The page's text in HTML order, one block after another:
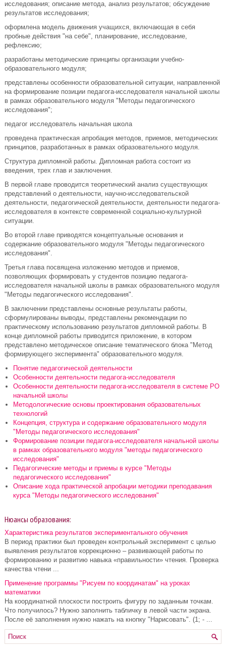
исследования; описание метода, анализ результатов; обсуждение
результатов исследования;
оформлена модель движения учащихся, включающая в себя
пробные действия "на себе", планирование, исследование,
рефлексию;
разработаны методические принципы организации учебно-
образовательного модуля;
представлены особенности образовательной ситуации, направленной
на формирование позиции педагога-исследователя начальной школы
в рамках образовательного модуля "Методы педагогического
исследования";
педагог исследователь начальная школа
проведена практическая апробация методов, приемов, методических
принципов, разработанных в рамках образовательного модуля.
Структура дипломной работы. Дипломная работа состоит из
введения, трех глав и заключения.
В первой главе проводится теоретический анализ существующих
представлений о деятельности, научно-исследовательской
деятельности, педагогической деятельности, деятельности педагога-
исследователя в контексте современной социально-культурной
ситуации.
Во второй главе приводятся концептуальные основания и
содержание образовательного модуля "Методы педагогического
исследования".
Третья глава посвящена изложению методов и приемов,
позволяющих формировать у студентов позицию педагога-
исследователя начальной школы в рамках образовательного модуля
"Методы педагогического исследования".
В заключении представлены основные результаты работы,
сформулированы выводы, представлены рекомендации по
практическому использованию результатов дипломной работы. В
конце дипломной работы приводится приложение, в котором
представлено методическое описание тематического блока "Метод
формирующего эксперимента" образовательного модуля.
Понятие педагогической деятельности
Особенности деятельности педагога-исследователя
Особенности деятельности педагога-исследователя в системе РО
начальной школы
Методологические основы проектирования образовательных
технологий
Концепция, структура и содержание образовательного модуля
"Методы педагогического исследования"
Формирование позиции педагога-исследователя начальной школы
в рамках образовательного модуля "методы педагогического
исследования"
Педагогические методы и приемы в курсе "Методы
педагогического исследования"
Описание хода практической апробации методики преподавания
курса "Методы педагогического исследования"
Нюансы образования:
Характеристика результатов экспериментального обучения
В период практики был проведен контрольный эксперимент с целью
выявления результатов коррекционно – развивающей работы по
формированию и развитию навыка «правильности» чтения. Проверка
качества чтени ...
Применение программы "Рисуем по координатам" на уроках
математики
На координатной плоскости построить фигуру по заданным точкам.
Что получилось? Нужно заполнить табличку в левой части экрана.
После её заполнения нужно нажать на кнопку "Нарисовать". (1; - ...